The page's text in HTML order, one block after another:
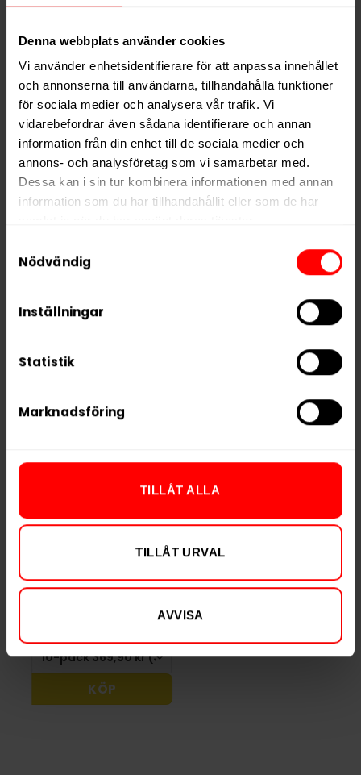
Denna webbplats använder cookies
Vi använder enhetsidentifierare för att anpassa innehållet
och annonserna till användarna, tillhandahålla funktioner
för sociala medier och analysera vår trafik. Vi
vidarebefordrar även sådana identifierare och annan
information från din enhet till de sociala medier och
annons- och analysföretag som vi samarbetar med.
Dessa kan i sin tur kombinera informationen med annan
information som du har tillhandahållit eller som de har
We work with
who may receive and
Nödvändig
Inställningar
Statistik
Marknadsföring
TILLÅT ALLA
TILLÅT URVAL
AVVISA
Nikotin per gram
0,0 mg/g
Nikotin per portion
0,0 mg
Nikotin per dosa
0 mg
Vikt per dosa
12 g
Portioner per dosa
20
Tillverkare
Tobacco International Inc.
RELATERADE PRODUKTER
Cucumber & Mint
369,90 kr
KÖP
Liquorice &
Slut i lager